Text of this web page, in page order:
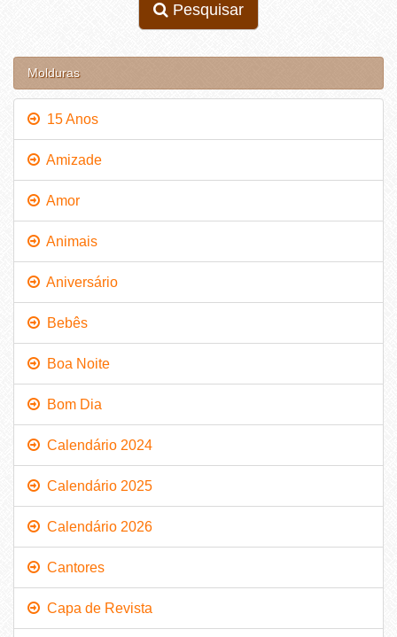
Pesquisar
Molduras
15 Anos
Amizade
Amor
Animais
Aniversário
Bebês
Boa Noite
Bom Dia
Calendário 2024
Calendário 2025
Calendário 2026
Cantores
Capa de Revista